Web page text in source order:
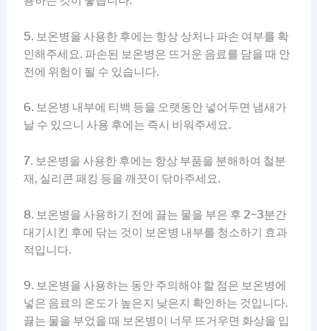
5. 보온병을 사용한 후에는 항상 상처나 파손 여부를 확
인해주세요. 파손된 보온병은 뜨거운 음료를 담을 때 안
전에 위험이 될 수 있습니다.
6. 보온병 내부에 티백 등을 오랫동안 넣어두면 냄새가
날 수 있으니 사용 후에는 즉시 비워주세요.
7. 보온병을 사용한 후에는 항상 부품을 분해하여 철분
재, 실리콘 패킹 등을 깨끗이 닦아주세요.
8. 보온병을 사용하기 전에 끓는 물을 부은 후 2~3분간
대기시킨 후에 닦는 것이 보온병 내부를 청소하기 효과
적입니다.
9. 보온병을 사용하는 동안 주의해야 할 점은 보온병에
넣은 음료의 온도가 높은지 낮은지 확인하는 것입니다.
끓는 물을 부었을 때 보온병이 너무 뜨거우면 화상을 입